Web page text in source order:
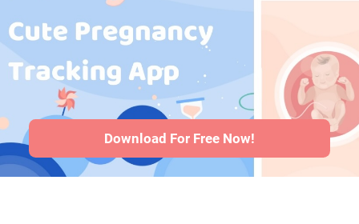
obatan selama
kehamilan·
Masalah
kesehatan bayi·
Articles ·
Kebijakan editorial
Download For Free Now!